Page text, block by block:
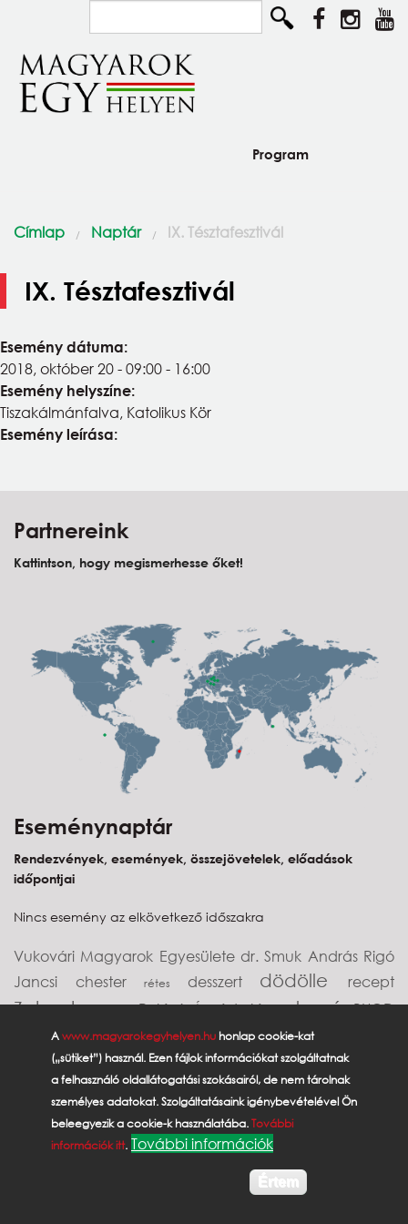
Program
Így élünk
Jelenlegi hely
Címlap Naptár IX. Tésztafesztivál
IX. Tésztafesztivál
Esemény dátuma:
2018, október 20 -09:00- 16:00
Esemény helyszíne:
Tiszakálmánfalva, Katolikus Kör
Esemény leírása:
Partnereink
Kattintson, hogy megismerhesse őket!
Eseménynaptár
Rendezvények, események, összejövetelek, előadások
időpontjai
Nincs esemény az elkövetkező időszakra
Vukovári Magyarok Egyesülete dr. Smuk András Rigó
Jancsi chesterrétes desszert dödöllerecept
Zakuszka Potápi Árpád JánoslecsóBUOD
csokipalacsintaZürichi Magyar Egyesület
FrankfurtUruguayDr. Vencser Lászlódiaszpóra
Egyesült Királyság
közösségépítők
lendva Burg-Kastl Alumni hortobágyi
Erdély
Awww.magyarokegyhelyen.hu honlap cookie-kat
(„sütiket”) használ. Ezen fájlok információkat szolgáltatnak
a felhasználó oldallátogatási szokásairól, de nem tárolnak
személyes adatokat. Szolgáltatásaink igénybevételével Ön
beleegyezik a cookie-k használatába.További
információk itt. További információk
Értem